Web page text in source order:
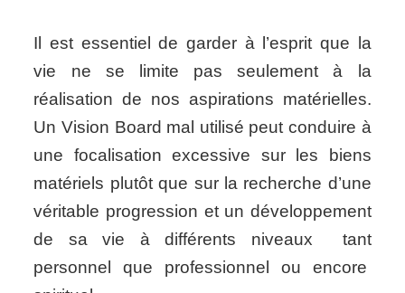
Il est essentiel de garder à l’esprit que la
vie ne se limite pas seulement à la
réalisation de nos aspirations matérielles.
Un Vision Board mal utilisé peut conduire à
une focalisation excessive sur les biens
matériels plutôt que sur la recherche d’une
véritable progression et un développement
de sa vie à différents niveaux tant
personnel que professionnel ou encore